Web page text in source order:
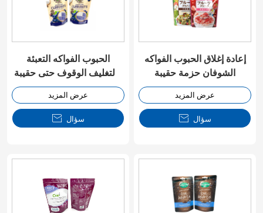
الحبوب الفواكه التعبئة
والتغليف الوقوف حتى حقيبة
مع نافذة
عرض المزيد
 سؤال
إعادة إغلاق الحبوب الفواكه
الشوفان حزمة حقيبة
عرض المزيد
 سؤال